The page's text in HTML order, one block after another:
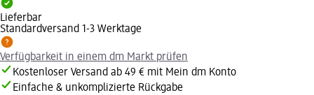
Lieferbar
Standardversand 1-3 Werktage
Verfügbarkeit in einem dm Markt prüfen
Kostenloser Versand ab 49 € mit Mein dm Konto
Einfache & unkomplizierte Rückgabe